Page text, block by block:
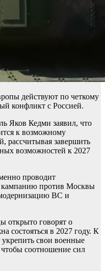
действуют по четкому
конфликт с Россией.
Яков Кедми заявил, что
к возможному
рассчитывая завершить
возможностей к 2027
проводит
против Москвы
ВС и
открыто говорят о
состояться в 2027 году. К
свои военные
соотношение сил